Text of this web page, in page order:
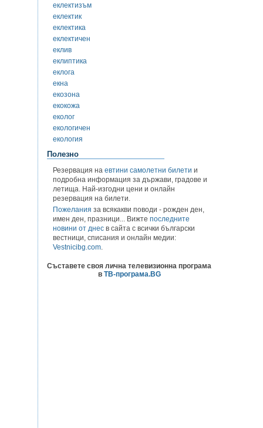
еклектизъм
еклектик
еклектика
еклектичен
еклив
еклиптика
еклога
екна
екозона
екокожа
еколог
екологичен
екология
Полезно
Резервация на евтини самолетни билети и
подробна информация за държави, градове и
летища. Най-изгодни цени и онлайн
резервация на билети.
Пожелания за всякакви поводи - рожден ден,
имен ден, празници... Вижте последните
новини от днес в сайта с всички български
вестници, списания и онлайн медии:
Vestnicibg.com.
Съставете своя лична телевизионна програма
в ТВ-програма.BG